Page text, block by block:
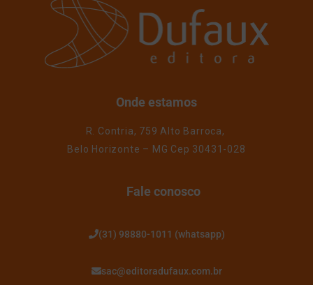
Onde estamos
R. Contria, 759 Alto Barroca,
Belo Horizonte – MG Cep 30431-028
Fale conosco
(31) 98880-1011 (whatsapp)
sac@editoradufaux.com.br